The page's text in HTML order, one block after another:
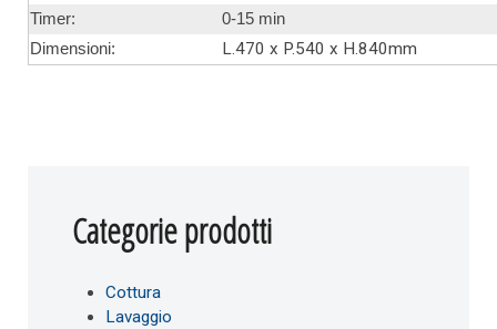
Timer:
0-15 min
Dimensioni: L.470 x P.540 x H.840mm
Categorie prodotti
Cottura
Lavaggio